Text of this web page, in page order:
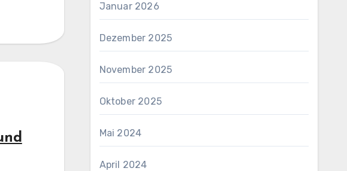
Januar 2026
Dezember 2025
November 2025
Oktober 2025
Mai 2024
April 2024